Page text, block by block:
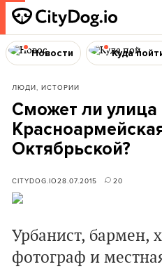
Новости Куда
ЛЮДИ, ИСТОРИИ
Сможет ли улица
Октябрьской?
CITYDOG.IO28.07.2015 20
Урбанист, бармен,
фотограф и